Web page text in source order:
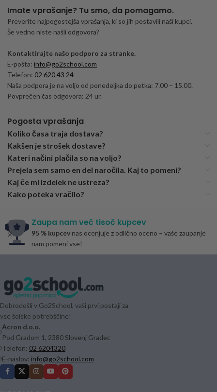
Imate vprašanje? Tu smo, da pomagamo.
Preverite najpogostejša vprašanja, ki so jih postavili naši kupci.
Še vedno niste našli odgovora?
Kontaktirajte našo podporo za stranke.
E-pošta: info@go2school.com
Telefon: 02 620 43 24
Naša podpora je na voljo od ponedeljka do petka: 7.00 – 15.00.
Povprečen čas odgovora: 24 ur.
Pogosta vprašanja
Koliko časa traja dostava?
Kakšen je strošek dostave?
Kateri načini plačila so na voljo?
Prejela sem samo en del naročila. Kaj to pomeni?
Kaj če mi izdelek ne ustreza?
Kako poteka vračilo?
Zaupa nam več tisoč kupcev
95 % kupcev nas ocenjuje z odlično oceno – vaše zaupanje
nam pomeni vse!
Dobrodošli v Go2School, vaši prvi postaji za
vse šolske potrebščine!
Acron d.o.o.
Pod Gradom 1, 2380 Slovenj Gradec
Telefon: 02 6204320
E-naslov: info@go2school.com